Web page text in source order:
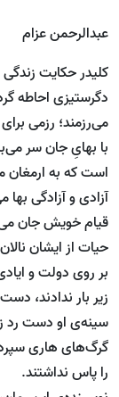
عبدالرحمن عزام
کلیدر حکایت
دگرستیزی احاطه
می‌رزمند؛ رزمی
با بهایِ جان سر
است که به ارمغان
آزادی و آزادگی بها
قیام خویش جان
حیات از ایشان
بر روی دولت و
زیر بار ندادند، دست
سینه‌ی او دست رد
گرگ‌های هاری
را پاس نداشتند.